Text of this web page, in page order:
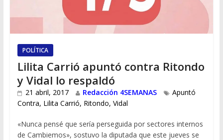
POLÍTICA
Lilita Carrió apuntó contra Ritondo
y Vidal lo respaldó
21 abril, 2017 Redacción 4SEMANAS
Apuntó
Contra, Lilita Carrió, Ritondo, Vidal
«Nunca pensé que sería perseguida por sectores internos
de Cambiemos», sostuvo la diputada que este jueves se